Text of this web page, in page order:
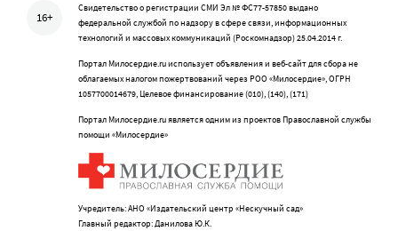
16+
Свидетельство о регистрации СМИ Эл № ФС77-57850 выдано
федеральной службой по надзору в сфере связи, информационных
технологий и массовых коммуникаций (Роскомнадзор) 25.04.2014 г.
Портал Милосердие.ru использует объявления и веб-сайт для сбора не
облагаемых налогом пожертвований через РОО «Милосердие», ОГРН
1057700014679, Целевое финансирование (010), (140), (171)
Портал Милосердие.ru является одним из проектов Православной службы
помощи «Милосердие»
Учредитель: АНО «Издательский центр «Нескучный сад»
Главный редактор: Данилова Ю.К.